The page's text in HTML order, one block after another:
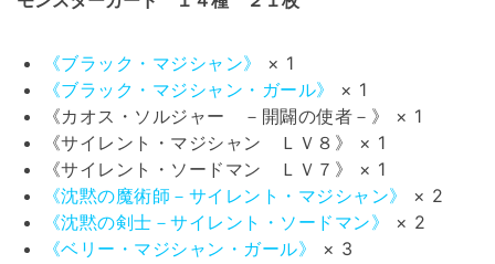
《ブラック・マジシャン》
× 1
《ブラック・マジシャン・ガール》
× 1
《カオス・ソルジャー －開闢の使者－》 × 1
《サイレント・マジシャン ＬＶ８》 × 1
《サイレント・ソードマン ＬＶ７》 × 1
《沈黙の魔術師－サイレント・マジシャン》
× 2
《沈黙の剣士－サイレント・ソードマン》
× 2
《ベリー・マジシャン・ガール》
× 3